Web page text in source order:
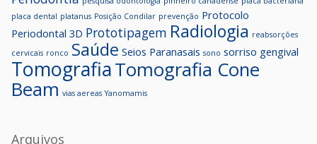
placa dental platanus Posição Condilar prevenção Protocolo
Periodontal 3D Prototipagem Radiologia reabsorções
cervicais ronco Saúde Seios Paranasais sono sorriso gengival
TomografiaTomografia Cone
Beam vias aereas Yanomamis
Arquivos